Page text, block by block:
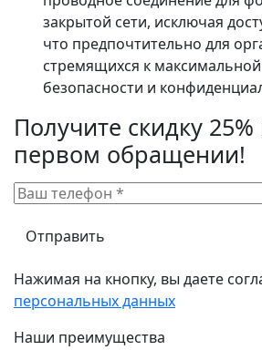
закрытой сети, исключая
что предпочтительно для
стремящихся к
безопасности и
Получите скидку
первом обращении!
Нажимая на кнопку, вы даете
персональных данных
Наши преимущества